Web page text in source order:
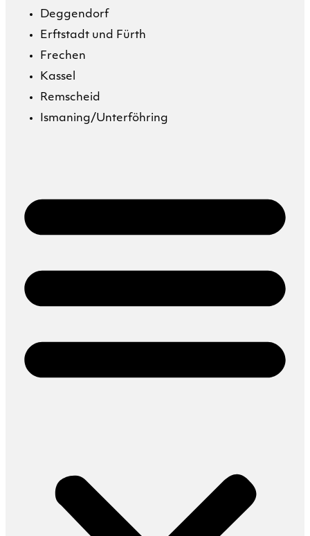
Deggendorf
Erftstadt und Fürth
Frechen
Kassel
Remscheid
Ismaning/Unterföhring